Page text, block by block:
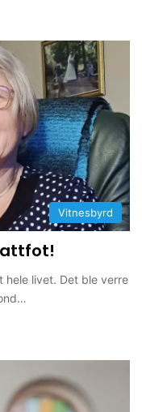
Vitnesbyrd
hele livet. Det ble verre